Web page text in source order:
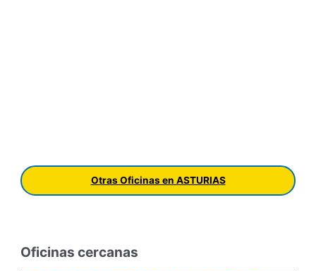
Otras Oficinas en ASTURIAS
Oficinas cercanas